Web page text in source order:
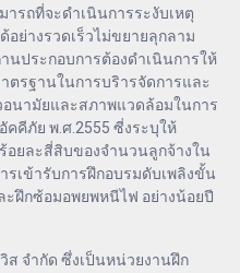
ารถที่จะดำเนินการระงับเหตุ
อย่างรวดเร็วไม่ขยายลุกลาม
นประกอบการต้องดำเนินการให้
ตรฐานในการบริารจัดการและ
นามัยและสภาพแวดล้อมในการ
คคีภัย พ.ศ.2555 ซี่งระบุให้
อยละสี่สิบของจำนวนลูกจ้างใน
เข้ารับการฝึกอบรมดับเพลิงขั้น
ฝึกซ้อมอพยพหนีไฟ อย่างน้อยปี
จำกัด ซึ่งเป็นหน่วยงานฝึก